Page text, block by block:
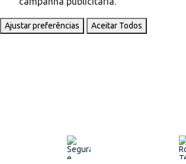
Ajustar preferências Aceitar Todos